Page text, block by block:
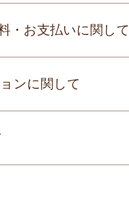
・お支払いに関して
ンに関して